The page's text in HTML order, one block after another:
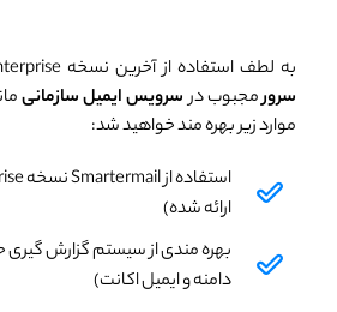
به لطف استفاده از آخرین نسخه Smartermail Enterprise ،
سرورمجبوب درسرویس ایمیل سازمانی
موارد زیر بهره مند خواهید شد:
ارائه شده)
بهره مندی از سیستم گزارش
دامنه و ایمیل اکانت)